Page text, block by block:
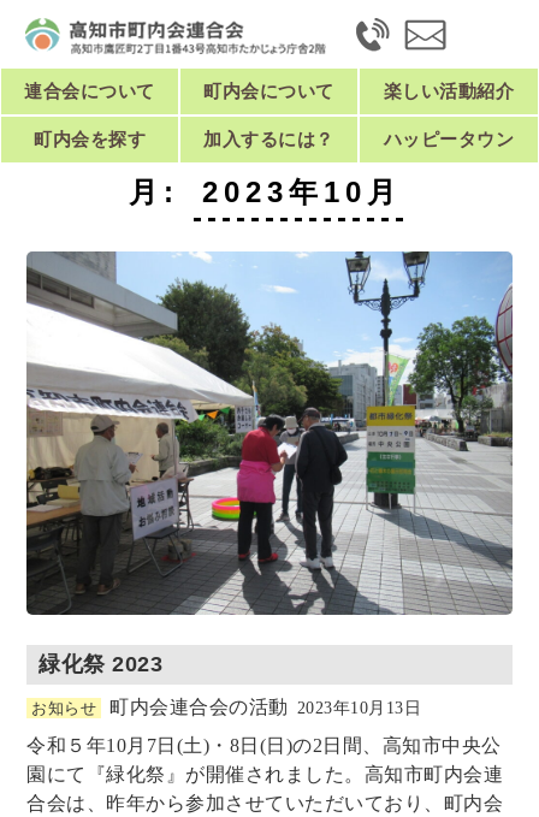
連合会について 町内会について 楽しい活動紹介
町内会を探す 加入するには？ ハッピータウン
月: 2023年10月
緑化祭 2023
お知らせ 町内会連合会の活動 2023年10月13日
令和５年10月7日(土)・8日(日)の2日間、高知市中央公
園にて『緑化祭』が開催されました。高知市町内会連
合会は、昨年から参加させていただいており、町内会